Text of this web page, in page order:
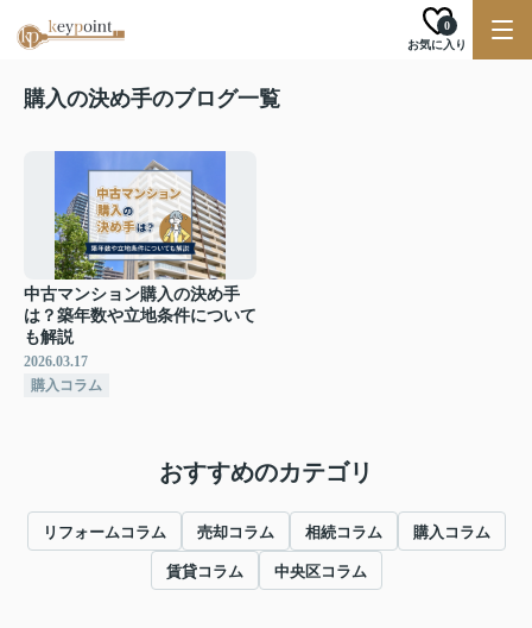
お気に入り
0
購入の決め手のブログ一覧
中古マンション購入の決め手
は？築年数や立地条件について
も解説
2026.03.17
購入コラム
おすすめのカテゴリ
リフォームコラム 売却コラム 相続コラム 購入コラム
賃貸コラム 中央区コラム